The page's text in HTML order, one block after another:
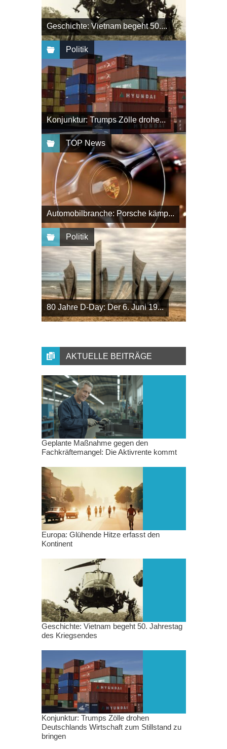
Geschichte: Vietnam begeht 50....
Politik
Konjunktur: Trumps Zölle drohe...
TOP News
Automobilbranche: Porsche kämp...
Politik
80 Jahre D-Day: Der 6. Juni 19...
AKTUELLE BEITRÄGE
Geplante Maßnahme gegen den
Fachkräftemangel: Die Aktivrente kommt
Europa: Glühende Hitze erfasst den
Kontinent
Geschichte: Vietnam begeht 50. Jahrestag
des Kriegsendes
Konjunktur: Trumps Zölle drohen
Deutschlands Wirtschaft zum Stillstand zu
bringen